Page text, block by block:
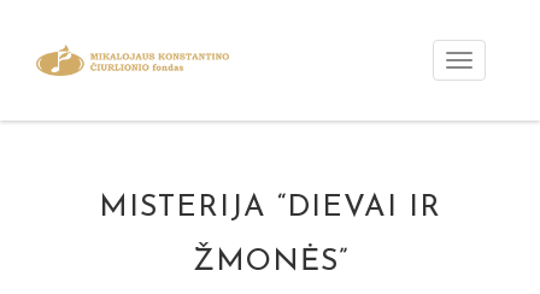
MISTERIJA “DIEVAI IR
ŽMONĖS”